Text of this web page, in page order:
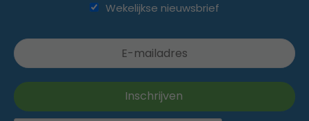
Wekelijkse nieuwsbrief